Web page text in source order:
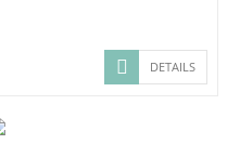
DETAILS